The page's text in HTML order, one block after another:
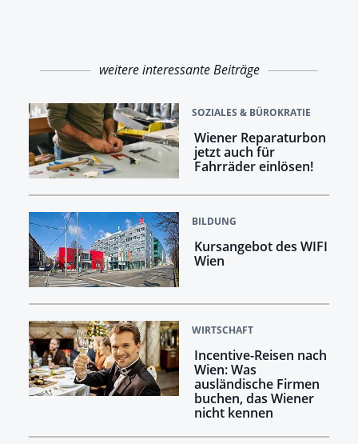
weitere interessante Beiträge
SOZIALES & BÜROKRATIE
Wiener Reparaturbon
jetzt auch für
Fahrräder einlösen!
BILDUNG
Kursangebot des WIFI
Wien
WIRTSCHAFT
Incentive-Reisen nach
Wien: Was
ausländische Firmen
buchen, das Wiener
nicht kennen